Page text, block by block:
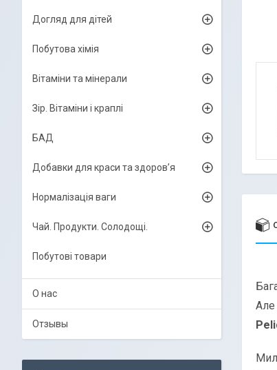
Але
Догляд для дітей
Побутова хімія
Вітаміни та мінерали
Зір. Вітаміни і краплі
БАД
Добавки для краси та здоров’я
Нормалізація ваги
Чай. Продукти. Солодощі.
Побутові товари
О нас
Отзывы